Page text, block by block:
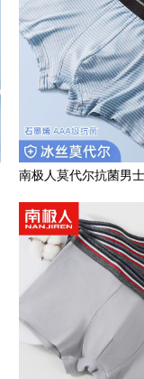
南极人莫代尔抗菌男
码男生冰丝